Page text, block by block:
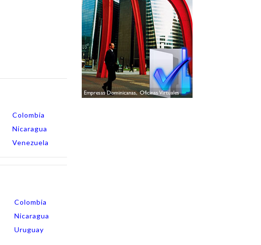
Colombia
Nicaragua
Venezuela
Colombia
Nicaragua
Uruguay